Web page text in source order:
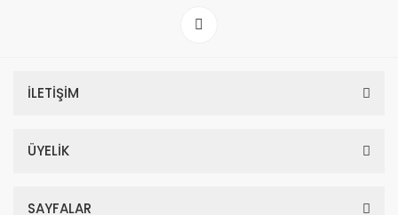
İLETİŞİM
ÜYELİK
SAYFALAR